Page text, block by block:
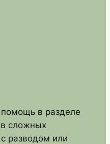
в разделе
сложных
разводом или